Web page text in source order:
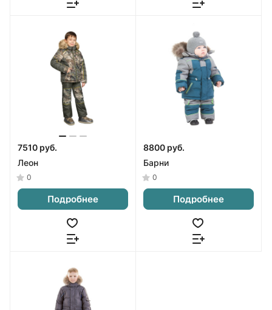
7510 руб.
Леон
0
Подробнее
8800 руб.
Барни
0
Подробнее